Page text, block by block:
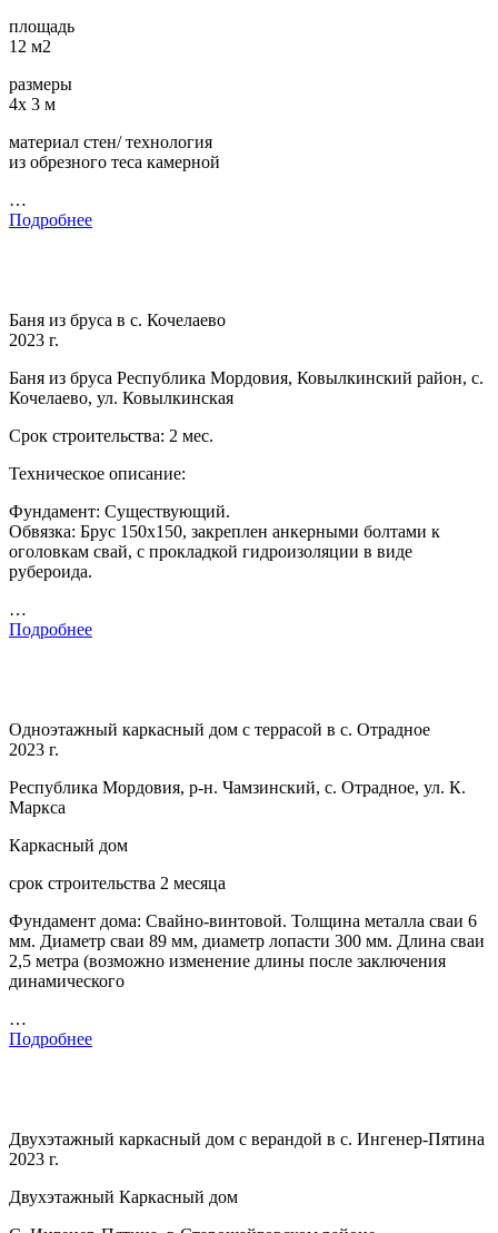
площадь
12 м2
размеры
4х 3 м
материал стен/ технология
из обрезного теса камерной
…
Подробнее
Баня из бруса в с. Кочелаево
2023 г.
Баня из бруса Республика Мордовия, Ковылкинский район, с.
Кочелаево, ул. Ковылкинская
Срок строительства: 2 мес.
Техническое описание:
Фундамент: Существующий.
Обвязка: Брус 150х150, закреплен анкерными болтами к
оголовкам свай, с прокладкой гидроизоляции в виде
рубероида.
…
Подробнее
Одноэтажный каркасный дом с террасой в с. Отрадное
2023 г.
Республика Мордовия, р-н. Чамзинский, с. Отрадное, ул. К.
Маркса
Каркасный дом
срок строительства 2 месяца
Фундамент дома: Свайно-винтовой. Толщина металла сваи 6
мм. Диаметр сваи 89 мм, диаметр лопасти 300 мм. Длина сваи
2,5 метра (возможно изменение длины после заключения
динамического
…
Подробнее
Двухэтажный каркасный дом с верандой в с. Ингенер-Пятина
2023 г.
Двухэтажный Каркасный дом